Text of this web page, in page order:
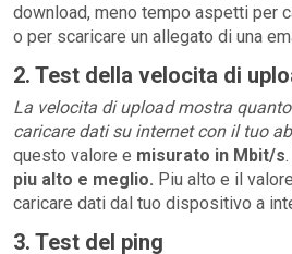
download, meno tempo aspetti per
o per scaricare un allegato di una
2. Test della velocita di
La velocita di upload mostra
caricare dati su internet con il tuo
questo valore e misurato in Mbit/s.
piu alto e meglio. Piu alto e il
caricare dati dal tuo dispositivo a
3. Test del ping